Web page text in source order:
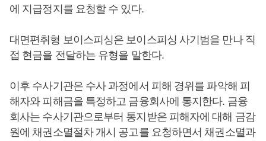
에 지급정지를 요청할 수 있다.
대면편취형 보이스피싱은 보이스피싱 사기범을 만나 직
접 현금을 전달하는 유형을 말한다.
이후 수사기관은 수사 과정에서 피해 경위를 파악해 피
해자와 피해금을 특정하고 금융회사에 통지한다. 금융
회사는 수사기관으로부터 통지받은 피해자에 대해 금감
원에 채권소멸절차 개시 공고를 요청하면서 채권소멸과